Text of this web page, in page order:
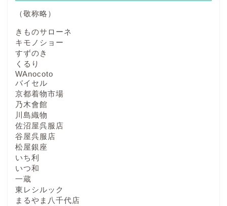
（敬称略）
きものサローネ
キモノショー
すずのき
くるり
WAnocoto
バイセル
京都着物市場
乃木會館
川島織物
佐沼屋呉服店
谷屋呉服店
松屋銀座
いち利
いつ和
一蔵
東レシルック
まるやま八千代店